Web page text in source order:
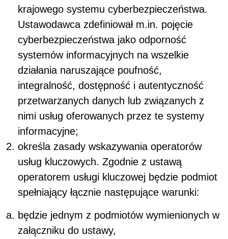
krajowego systemu cyberbezpieczeństwa.
Ustawodawca zdefiniował m.in. pojęcie
cyberbezpieczeństwa jako odporność
systemów informacyjnych na wszelkie
działania naruszające poufność,
integralność, dostępność i autentyczność
przetwarzanych danych lub związanych z
nimi usług oferowanych przez te systemy
informacyjne;
określa zasady wskazywania operatorów
usług kluczowych. Zgodnie z ustawą
operatorem usługi kluczowej będzie podmiot
spełniający łącznie następujące warunki:
będzie jednym z podmiotów wymienionych w
załączniku do ustawy,